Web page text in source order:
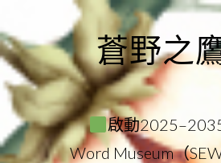
to
content
蒼野之
啟動
Word Museum（